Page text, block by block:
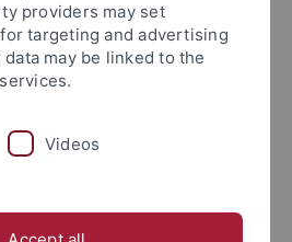
... Lehrveranstaltungen
2021
Linguistik)
providers may set
targeting and advertising
may be linked to the
Videos